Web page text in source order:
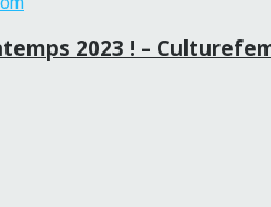
2023 ! –